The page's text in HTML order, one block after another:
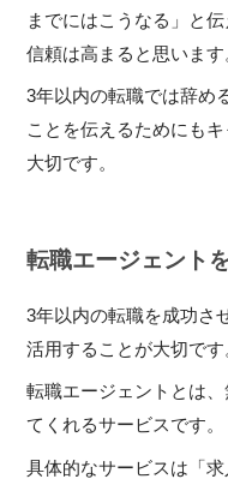
までにはこうなる」と
信頼は高まると思います
3年以内の転職では辞め
ことを伝えるためにも
大切です。
転職エージェント
3年以内の転職を成功さ
活用することが大切です
転職エージェントとは
てくれるサービスです。
具体的なサービスは「